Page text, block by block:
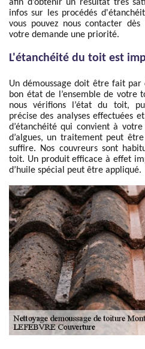
afin d’obtenir un résultat très
infos sur les procédés
vous pouvez nous contacter
votre demande une priorité.
L'étanchéité du toit est
Un démoussage doit être fait
bon état de l’ensemble de votre
nous vérifions l’état du toit,
précise des analyses effectuées
d’étanchéité qui convient à
d’algues, un traitement peut
suffire. Nos couvreurs sont
toit. Un produit efficace à effet
d’huile spécial peut être appliqué.